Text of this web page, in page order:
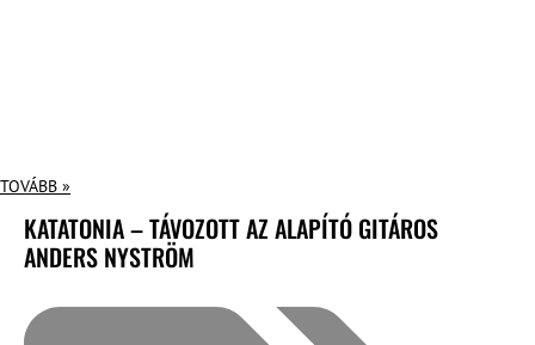
TOVÁBB »
KATATONIA – TÁVOZOTT AZ ALAPÍTÓ GITÁROS
ANDERS NYSTRÖM